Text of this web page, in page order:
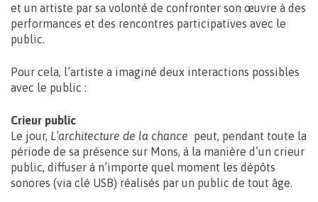
et un artiste par sa volonté de confronter son œuvre à des
performances et des rencontres participatives avec le
public.
Pour cela, l’artiste a imaginé deux interactions possibles
avec le public :
Crieur public
Le jour, L’architecture de la chance peut, pendant toute la
période de sa présence sur Mons, à la manière d’un crieur
public, diffuser à n’importe quel moment les dépôts
sonores (via clé USB) réalisés par un public de tout âge.